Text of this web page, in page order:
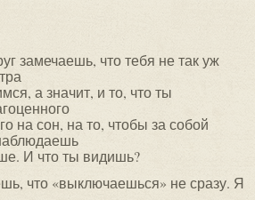
замечаешь, что тебя не так уж
а значит, и то, что ты
на сон, на то, чтобы за собой
И что ты видишь?
что «выключаешься» не сразу. Я